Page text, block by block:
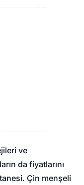
ve
da fiyatlarını
Çin menşeli